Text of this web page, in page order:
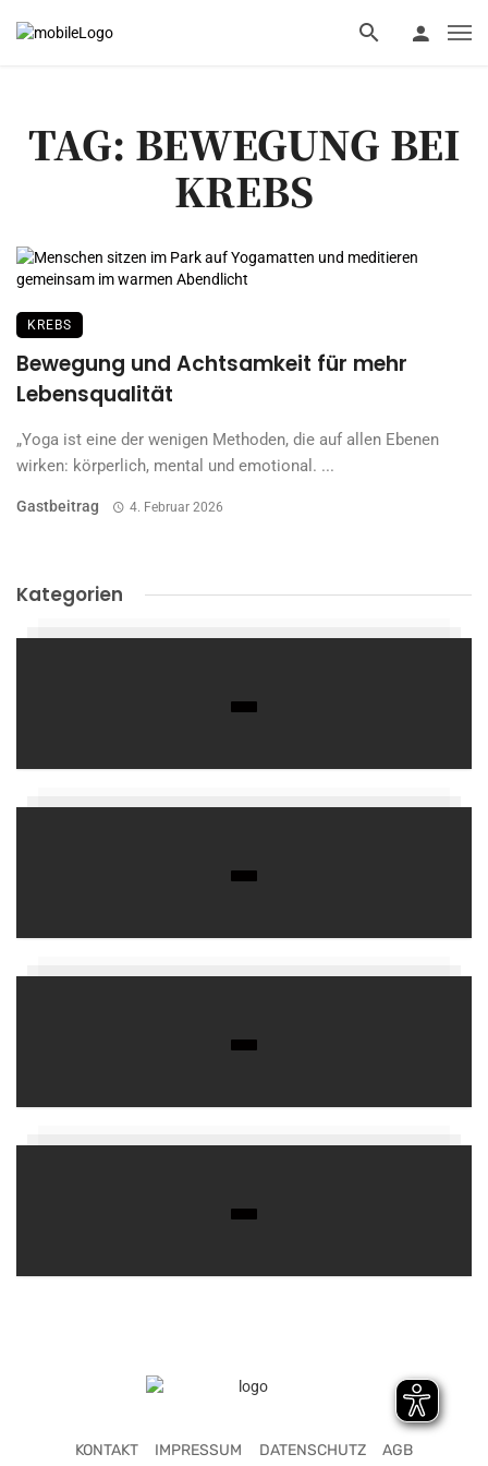
TAG: BEWEGUNG BEI
KREBS
KREBS
Bewegung und Achtsamkeit für mehr
Lebensqualität
„Yoga ist eine der wenigen Methoden, die auf allen Ebenen
wirken: körperlich, mental und emotional. ...
Gastbeitrag 4. Februar 2026
Kategorien
KONTAKT IMPRESSUM DATENSCHUTZ AGB